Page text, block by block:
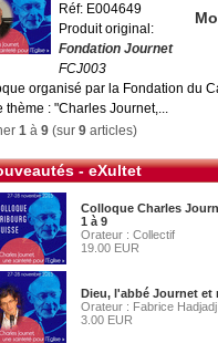
Réf: E004649
Produit original:
Fondation Journet
FCJ003
organisé par la Fondation du
thème : "Charles Journet,...
1 à 9 (sur 9 articles)
- eXultet
Colloque Charles
1 à 9
Orateur : Collectif
19.00 EUR
Dieu, l'abbé Journet et
Orateur : Fabrice Hadjadj
3.00 EUR